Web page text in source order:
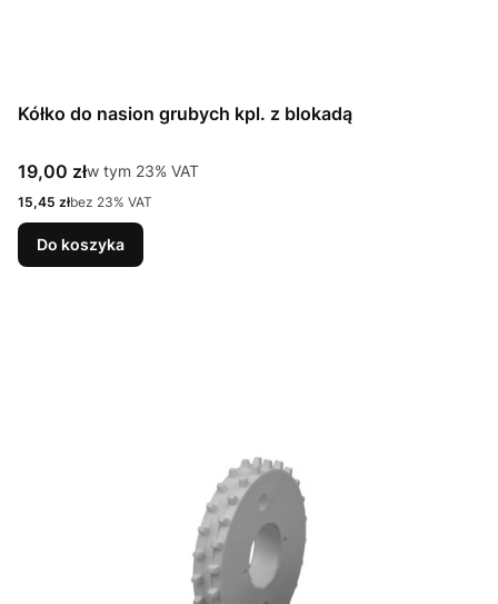
Kółko do nasion grubych kpl. z blokadą
Cena brutto
19,00 złw tym %s VAT
w tym 23% VAT
Cena netto
15,45 złbez 23% VAT
Do koszyka